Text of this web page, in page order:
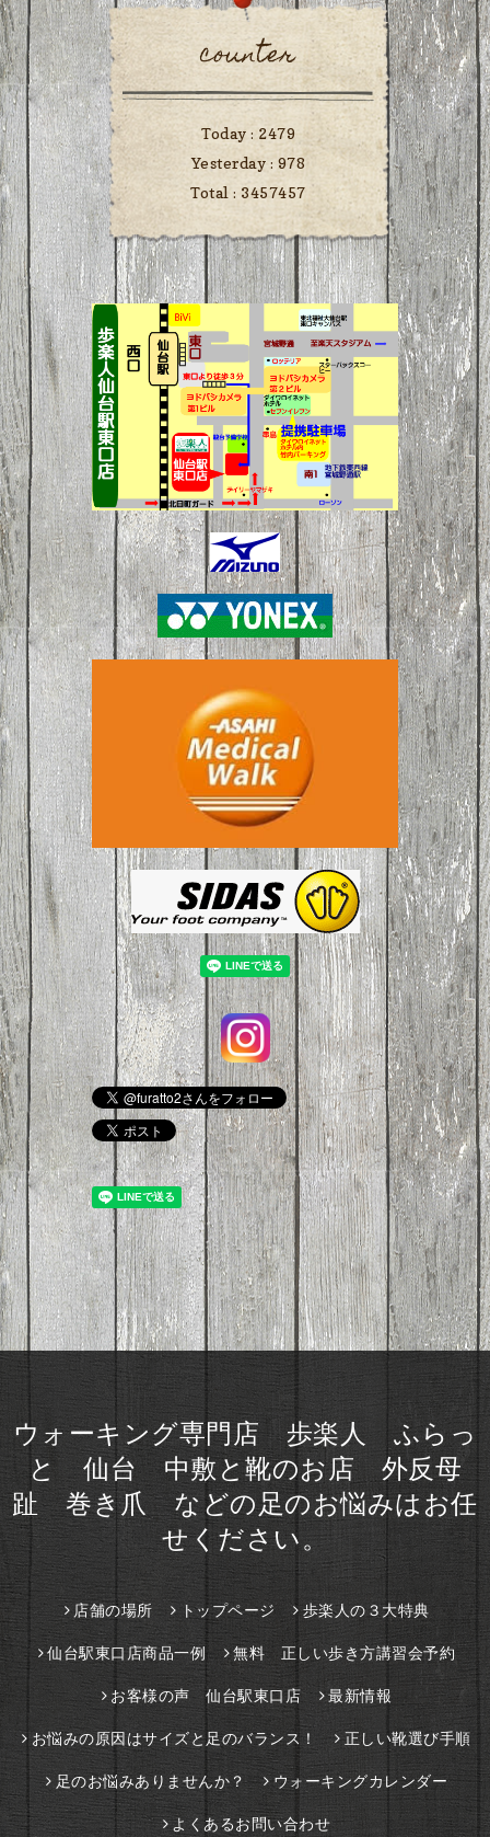
counter
Today : 2479
Yesterday : 978
Total : 3457457
ウォーキング専門店 歩楽人 ふらっ
と 仙台 中敷と靴のお店 外反母
趾 巻き爪 などの足のお悩みはお任
せください。
店舗の場所 トップページ 歩楽人の３大特典
仙台駅東口店商品一例 無料 正しい歩き方講習会予約
お客様の声 仙台駅東口店 最新情報
お悩みの原因はサイズと足のバランス！ 正しい靴選び手順
足のお悩みありませんか？ ウォーキングカレンダー
よくあるお問い合わせ